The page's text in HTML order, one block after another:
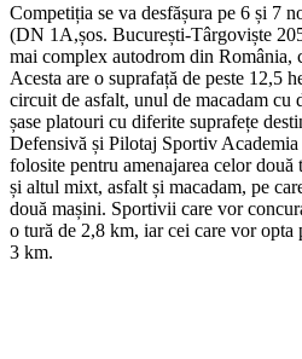
Competiția se va desfășura pe 6 și 7
(DN 1A,șos. București-Târgoviște
mai complex autodrom din România,
Acesta are o suprafață de peste 12,5
circuit de asfalt, unul de macadam cu
șase platouri cu diferite suprafețe
Defensivă și Pilotaj Sportiv
folosite pentru amenajarea celor
și altul mixt, asfalt și macadam, pe
două mașini. Sportivii care vor
o tură de 2,8 km, iar cei care vor
3 km.